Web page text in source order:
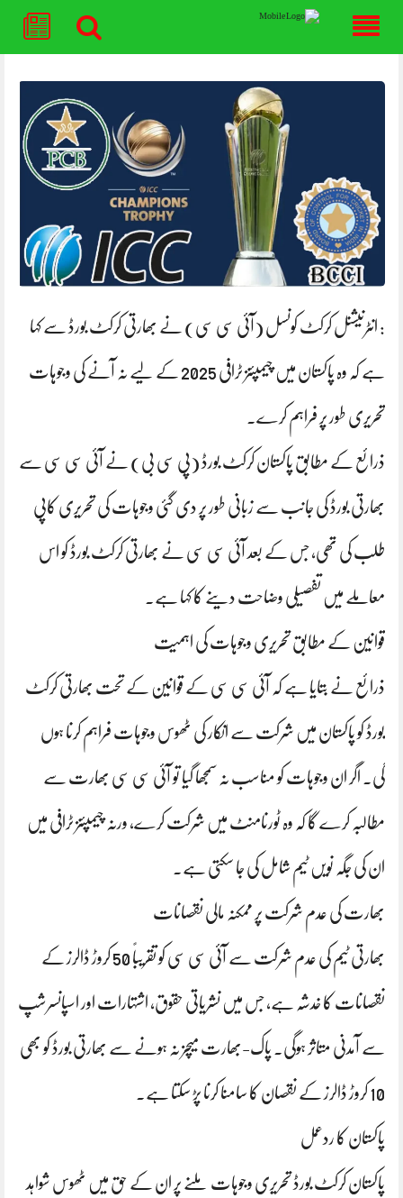
content
: انٹرنیشنل کرکٹ کونسل (آئی سی سی) نے بھارتی کرکٹ بورڈ سے کہا
ہے کہ وہ پاکستان میں چیمپئنز ٹرافی 2025 کے لیے نہ آنے کی وجوہات
تحریری طور پر فراہم کرے۔
ذرائع کے مطابق پاکستان کرکٹ بورڈ (پی سی بی) نے آئی سی سی سے
بھارتی بورڈ کی جانب سے زبانی طور پر دی گئی وجوہات کی تحریری کاپی
طلب کی تھی، جس کے بعد آئی سی سی نے بھارتی کرکٹ بورڈ کو اس
معاملے میں تفصیلی وضاحت دینے کا کہا ہے۔
قوانین کے مطابق تحریری وجوہات کی اہمیت
ذرائع نے بتایا ہے کہ آئی سی سی کے قوانین کے تحت بھارتی کرکٹ
بورڈ کو پاکستان میں شرکت سے انکار کی ٹھوس وجوہات فراہم کرنا ہوں
گی۔ اگر ان وجوہات کو مناسب نہ سمجھا گیا تو آئی سی سی بھارت سے
مطالبہ کرے گا کہ وہ ٹورنامنٹ میں شرکت کرے، ورنہ چیمپئنز ٹرافی میں
ان کی جگہ نویں ٹیم شامل کی جا سکتی ہے۔
بھارت کی عدم شرکت پر ممکنہ مالی نقصانات
بھارتی ٹیم کی عدم شرکت سے آئی سی سی کو تقریباً 50 کروڑ ڈالرز کے
نقصانات کا خدشہ ہے، جس میں نشریاتی حقوق، اشتہارات اور اسپانسرشپ
سے آمدنی متاثر ہوگی۔ پاک-بھارت میچز نہ ہونے سے بھارتی بورڈ کو بھی
10 کروڑ ڈالرز کے نقصان کا سامنا کرنا پڑ سکتا ہے۔
پاکستان کا ردعمل
پاکستان کرکٹ بورڈ تحریری وجوہات ملنے پر ان کے حق میں ٹھوس شواہد